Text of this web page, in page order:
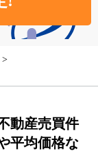
動産売買件
平均価格な